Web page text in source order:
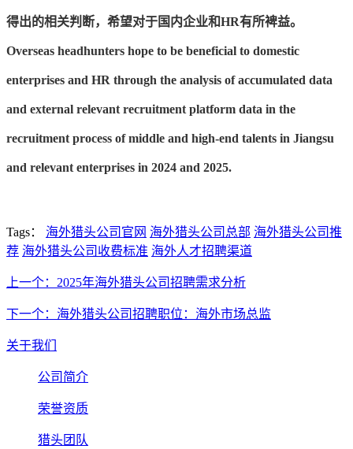
得出的相关判断，希望对于国内企业和HR有所裨益。
Overseas headhunters hope to be beneficial to domestic
enterprises and HR through the analysis of accumulated data
and external relevant recruitment platform data in the
recruitment process of middle and high-end talents in Jiangsu
and relevant enterprises in 2024 and 2025.
Tags： 海外猎头公司官网 海外猎头公司总部 海外猎头公司推
荐 海外猎头公司收费标准 海外人才招聘渠道
上一个：2025年海外猎头公司招聘需求分析
下一个：海外猎头公司招聘职位：海外市场总监
关于我们
公司简介
荣誉资质
猎头团队